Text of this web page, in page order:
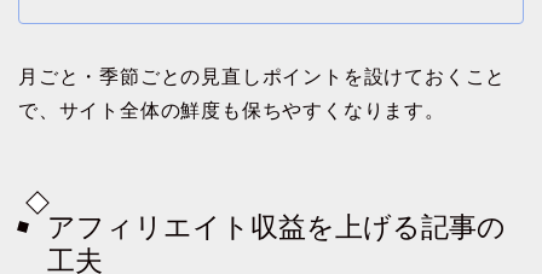
月ごと・季節ごとの見直しポイントを設けておくこと
で、サイト全体の鮮度も保ちやすくなります。
アフィリエイト収益を上げる記事の
工夫